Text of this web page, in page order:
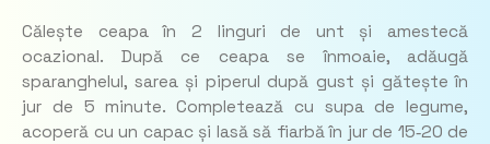
Călește ceapa în 2 linguri de unt și amestecă
ocazional. După ce ceapa se înmoaie, adăugă
sparanghelul, sarea și piperul după gust și gătește în
jur de 5 minute. Completează cu supa de legume,
acoperă cu un capac și lasă să fiarbă în jur de 15‑20 de